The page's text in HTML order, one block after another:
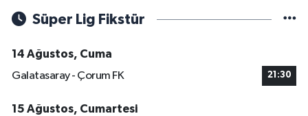
Süper Lig Fikstür
14 Ağustos, Cuma
Galatasaray - Çorum FK
21:30
15 Ağustos, Cumartesi